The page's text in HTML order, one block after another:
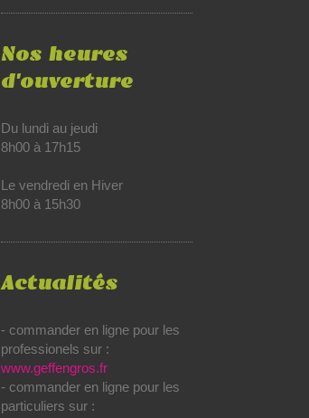
Nos heures
d'ouverture
Du lundi au jeudi
8h00 à 17h15
Le vendredi en Hiver
8h00 à 15h30
Actualités
- commander en ligne pour les
professionels sur :
www.geffengros.fr
- commander en ligne pour les
particuliers sur :